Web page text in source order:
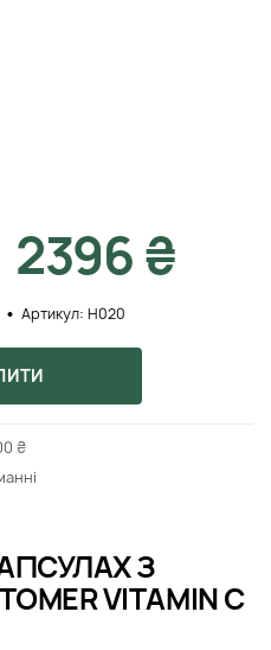
З
VITAMIN C
2396 ₴
Артикул: H020
₴